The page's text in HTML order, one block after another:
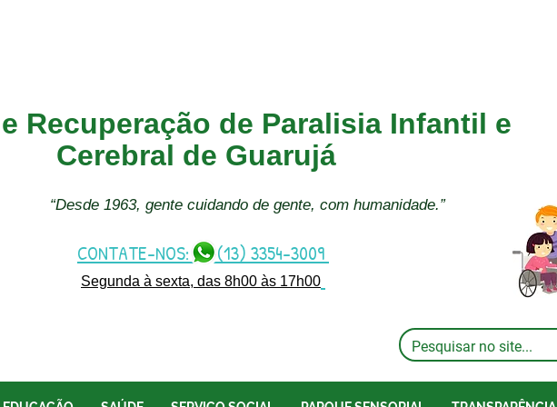
Recuperação de Paralisia Infantil e
Cerebral de Guarujá
CONTATE-NOS: (13) 3354-3009
Segunda à sexta, das 8h00 às 17h00
“Desde 1963, gente cuidando de gente, com humanidade.”